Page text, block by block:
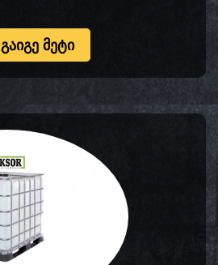
ᲒᲐᲘᲒᲔ ᲛᲔᲢᲘ